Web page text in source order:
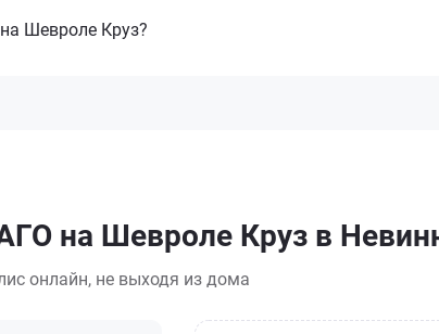
Шевроле Круз?
на Шевроле Круз в
онлайн, не выходя из дома